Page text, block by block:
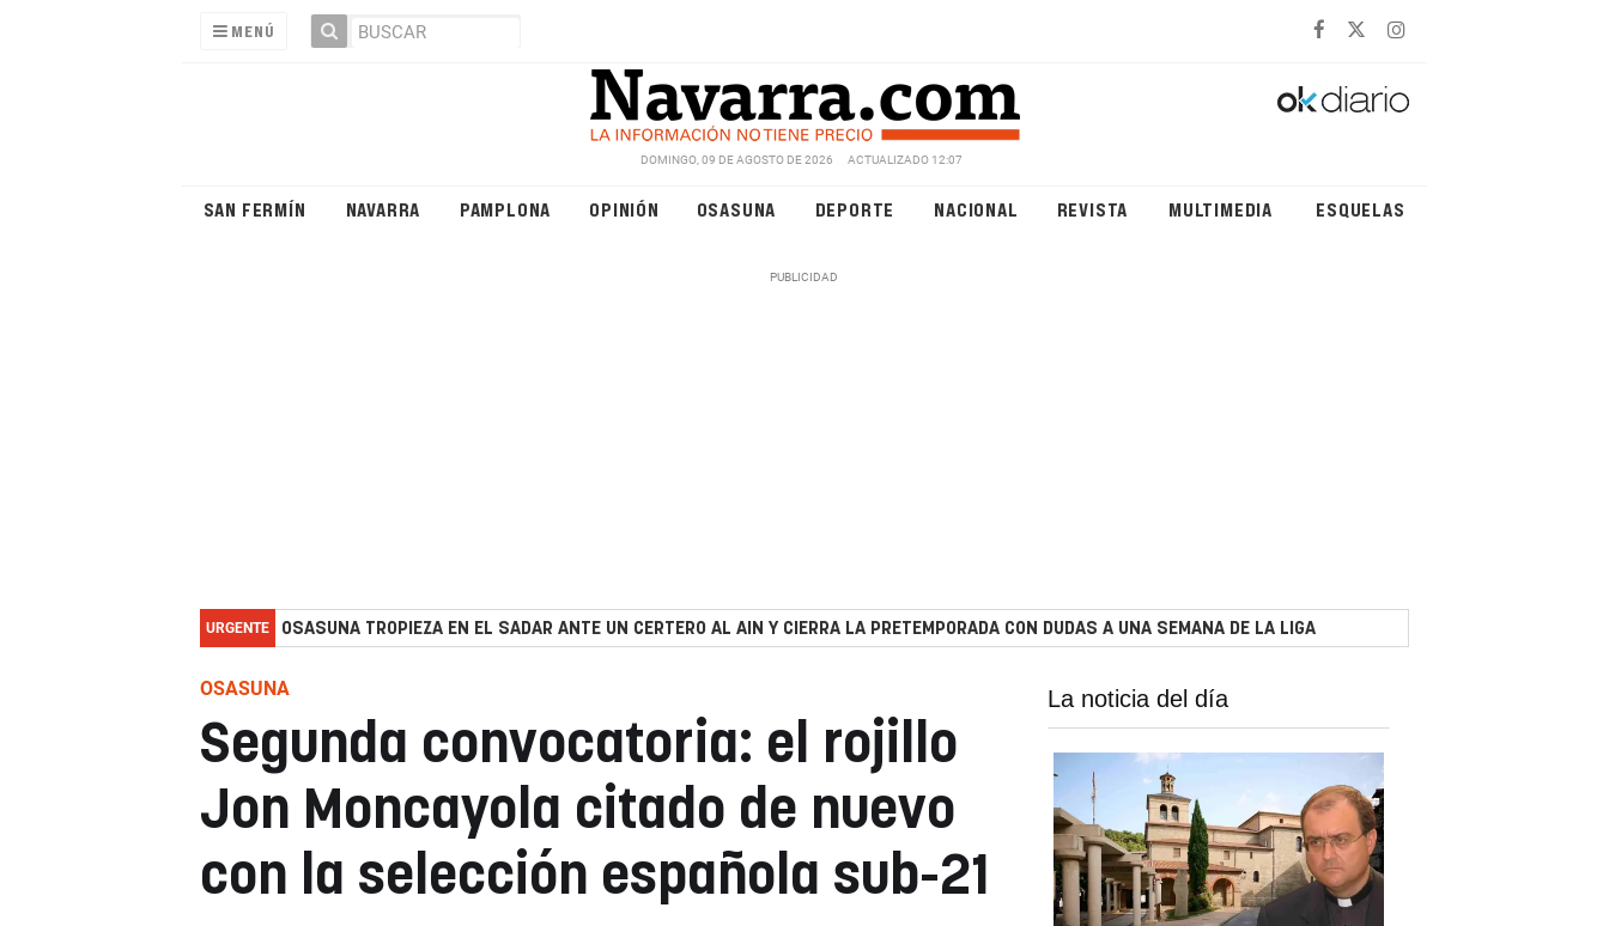
MENÚ
DOMINGO, 09 DE AGOSTO DE 2026 ACTUALIZADO 12:07
SAN FERMÍN NAVARRA PAMPLONA OPINIÓN OSASUNA DEPORTE NACIONAL REVISTA MULTIMEDIA ESQUELAS
URGENTE OSASUNA TROPIEZA EN EL SADAR ANTE UN CERTERO AL AIN Y CIERRA LA PRETEMPORADA CON DUDAS A UNA SEMANA DE LA LIGA
OSASUNA
Segunda convocatoria: el rojillo
Jon Moncayola citado de nuevo
con la selección española sub-21
La noticia del día